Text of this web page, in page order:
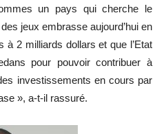
un pays qui cherche le
jeux embrasse aujourd’hui en
à 2 milliards dollars et que l’Etat
pour pouvoir contribuer à
investissements en cours par
», a-t-il rassuré.